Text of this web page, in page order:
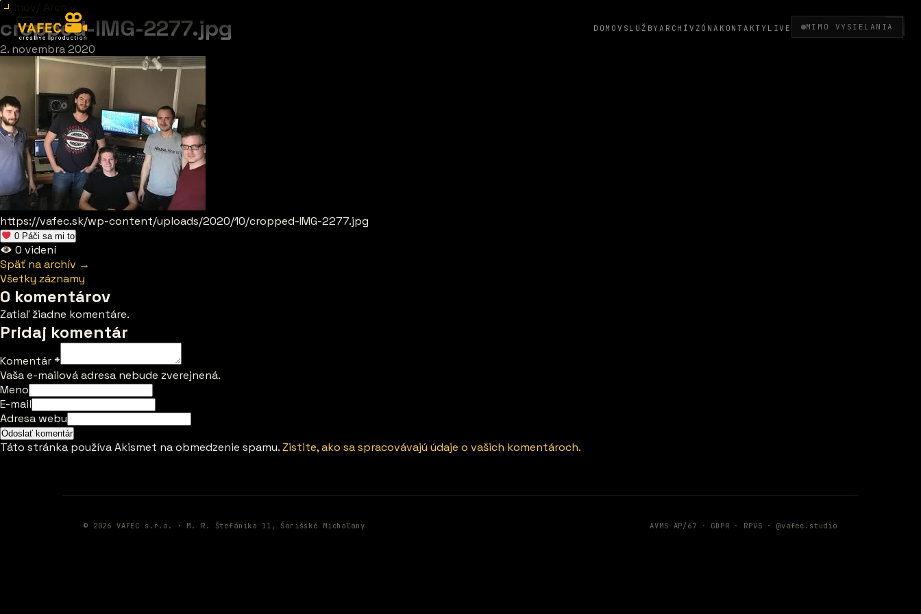
DOMOV SLUŽBY ARCHÍV ZÓNA KONTAKTY LIVE MIMO VYSIELANIA
Domov Archív
cropped-IMG-2277.jpg
2. novembra 2020
https://vafec.sk/wp-content/uploads/2020/10/cropped-IMG-2277.jpg
0 Páči sa mi to
0 videní
Späť na archív →
Všetky záznamy
0 komentárov
Zatiaľ žiadne komentáre.
Pridaj komentár
Komentár*
Vaša e-mailová adresa nebude zverejnená.
Meno
E-mail
Adresa webu
Táto stránka používa Akismet na obmedzenie spamu.Zistite, ako sa spracovávajú údaje o vašich komentároch.
© 2026 VAFEC s.r.o. · M. R. Štefánika 11, Šarišské Michaľany AVMS AP/67 · GDPR · RPVS ·@vafec.studio